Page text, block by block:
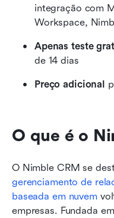
integração com
Workspace,
Apenas teste
de 14 dias
Preço adicional
O que é o
O Nimble CRM se
gerenciamento de
baseada em nuvem
empresas. Fundada